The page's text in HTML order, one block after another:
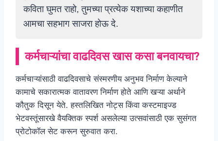
कविता घुमत राहो, तुमच्या प्रत्येक यशाच्या कहाणीत
आमचा सहभाग साजरा होऊ दे.
कर्मचाऱ्यांचा वाढदिवस खास कसा बनवायचा?
कर्मचाऱ्यांसाठी वाढदिवसाचे संस्मरणीय अनुभव निर्माण केल्याने
कामाचे सकारात्मक वातावरण निर्माण होते आणि खऱ्या अर्थाने
कौतुक दिसून येते. हस्तलिखित नोट्स किंवा कस्टमाइज्ड
भेटवस्तूंसारखे वैयक्तिक स्पर्श असलेल्या उत्सवांसाठी एक सुसंगत
प्रोटोकॉल सेट करून सुरुवात करा.